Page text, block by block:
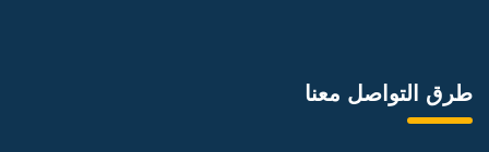
طرق التواصل معنا